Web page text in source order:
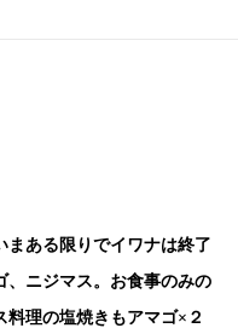
まある限りでイワナは終了
、ニジマス。お食事のみの
理の塩焼きもアマゴ×２